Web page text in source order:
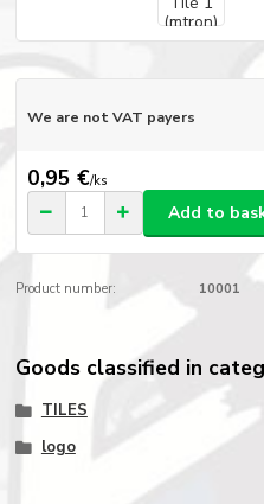
We are not VAT payers
0,95 €/ks
Add to
Product number: 10001
Goods classified in
TILES
logo